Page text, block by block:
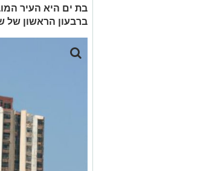
בת ים היא העיר
ברבעון הראשון של שנת